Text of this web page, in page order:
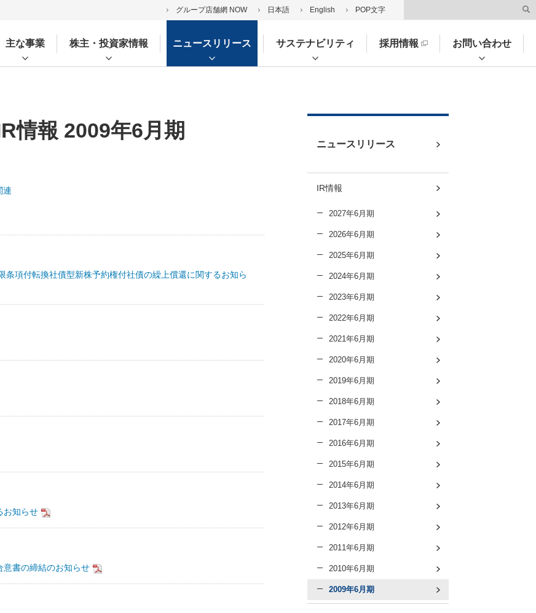
グループ店舗網 NOW 日本語 English POP文字
主な事業 株主・投資家情報 ニュースリリース サステナビリティ 採用情報 お問い合わせ
情報 2009年6月期
連
条項付転換社債型新株予約権付社債の繰上償還に関するお知ら
お知らせ
意書の締結のお知らせ
ニュースリリース
IR情報
2027年6月期
2026年6月期
2025年6月期
2024年6月期
2023年6月期
2022年6月期
2021年6月期
2020年6月期
2019年6月期
2018年6月期
2017年6月期
2016年6月期
2015年6月期
2014年6月期
2013年6月期
2012年6月期
2011年6月期
2010年6月期
2009年6月期